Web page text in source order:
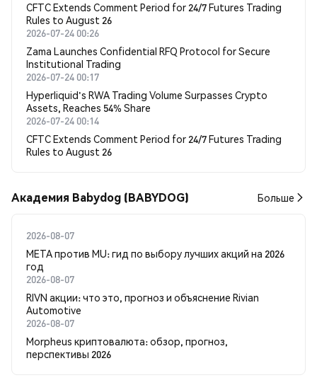
CFTC Extends Comment Period for 24/7 Futures Trading
Rules to August 26
2026-07-24 00:26
Zama Launches Confidential RFQ Protocol for Secure
Institutional Trading
2026-07-24 00:17
Hyperliquid's RWA Trading Volume Surpasses Crypto
Assets, Reaches 54% Share
2026-07-24 00:14
CFTC Extends Comment Period for 24/7 Futures Trading
Rules to August 26
Академия Babydog (BABYDOG) Больше
2026-08-07
META против MU: гид по выбору лучших акций на 2026
год
2026-08-07
RIVN акции: что это, прогноз и объяснение Rivian
Automotive
2026-08-07
Morpheus криптовалюта: обзор, прогноз,
перспективы 2026